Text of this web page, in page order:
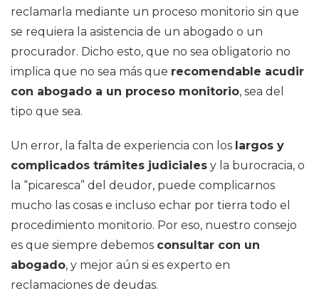
reclamarla mediante un proceso monitorio sin que
se requiera la asistencia de un abogado o un
procurador. Dicho esto, que no sea obligatorio no
implica que no sea más que recomendable acudir
con abogado a un proceso monitorio, sea del
tipo que sea.
Un error, la falta de experiencia con los largos y
complicados trámites judiciales y la burocracia, o
la “picaresca” del deudor, puede complicarnos
mucho las cosas e incluso echar por tierra todo el
procedimiento monitorio. Por eso, nuestro consejo
es que siempre debemos consultar con un
abogado, y mejor aún si es experto en
reclamaciones de deudas.